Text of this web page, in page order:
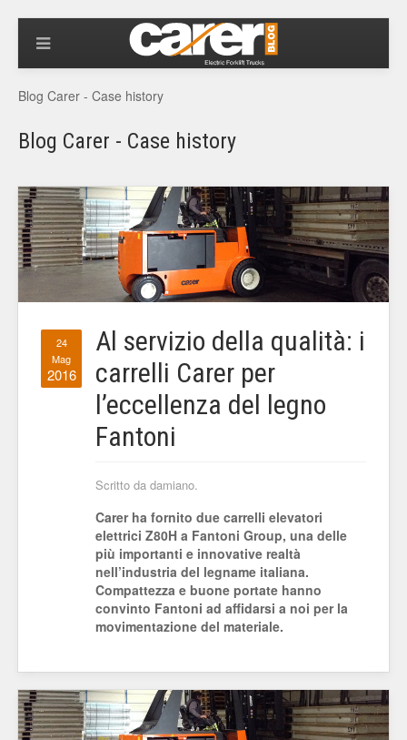
Blog Carer - Case history
Blog Carer - Case history
24
Mag
2016
Al servizio della qualità: i
carrelli Carer per
l’eccellenza del legno
Fantoni
Scritto da damiano.
Carer ha fornito due carrelli elevatori
elettrici Z80H a Fantoni Group, una delle
più importanti e innovative realtà
nell’industria del legname italiana.
Compattezza e buone portate hanno
convinto Fantoni ad affidarsi a noi per la
movimentazione del materiale.